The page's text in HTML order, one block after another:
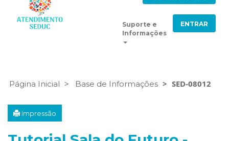
Suporte e
Informações
ENTRAR
Página Inicial Base de Informações SED-08012
Impressão